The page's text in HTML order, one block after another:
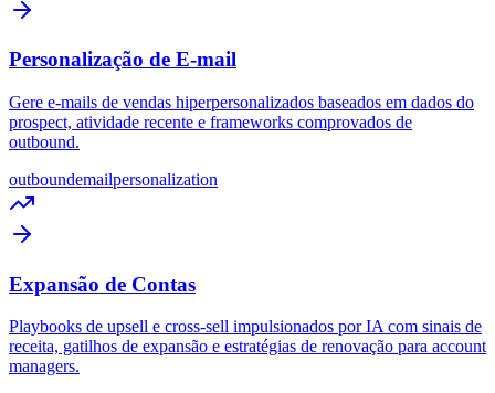
Personalização de E-mail
Gere e-mails de vendas hiperpersonalizados baseados em dados do
prospect, atividade recente e frameworks comprovados de
outbound.
outboundemailpersonalization
Expansão de Contas
Playbooks de upsell e cross-sell impulsionados por IA com sinais de
receita, gatilhos de expansão e estratégias de renovação para account
managers.